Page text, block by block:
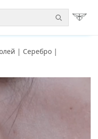
| Серебро |